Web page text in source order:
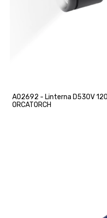
A02692 - Linterna D530V
ORCATORCH